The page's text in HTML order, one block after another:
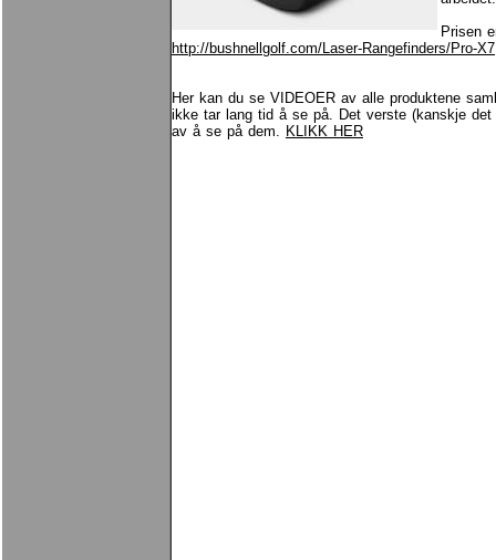
Prisen
http://bushnellgolf.com/Laser-Rangefinders/Pro-X7
Her kan du se VIDEOER av alle produktene
ikke tar lang tid å se på. Det verste (kanskje
av å se på dem. KLIKK HER